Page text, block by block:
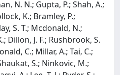
N. N.; Gupta, P.; Shah, A.;
K.; Bramley, P.;
S. T.; Mcdonald, N.;
Dillon, J. F.; Rushbrook, S.
C.; Millar, A.; Tai, C.;
S.; Ninkovic, M.;